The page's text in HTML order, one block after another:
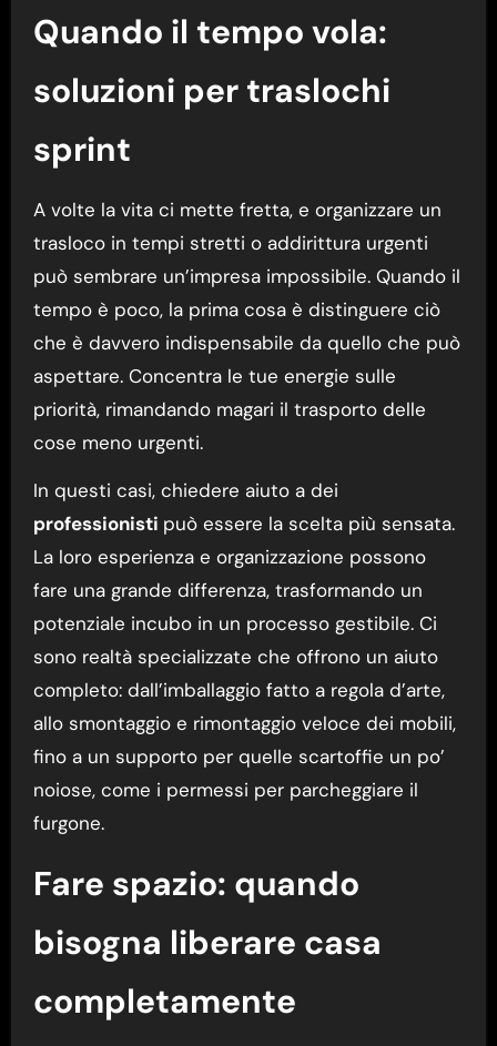
Quando il tempo vola:
soluzioni per traslochi
sprint
A volte la vita ci mette fretta, e organizzare un
trasloco in tempi stretti o addirittura urgenti
può sembrare un’impresa impossibile. Quando il
tempo è poco, la prima cosa è distinguere ciò
che è davvero indispensabile da quello che può
aspettare. Concentra le tue energie sulle
priorità, rimandando magari il trasporto delle
cose meno urgenti.
In questi casi, chiedere aiuto a dei
professionisti può essere la scelta più sensata.
La loro esperienza e organizzazione possono
fare una grande differenza, trasformando un
potenziale incubo in un processo gestibile. Ci
sono realtà specializzate che offrono un aiuto
completo: dall’imballaggio fatto a regola d’arte,
allo smontaggio e rimontaggio veloce dei mobili,
fino a un supporto per quelle scartoffie un po’
noiose, come i permessi per parcheggiare il
furgone.
Fare spazio: quando
bisogna liberare casa
completamente